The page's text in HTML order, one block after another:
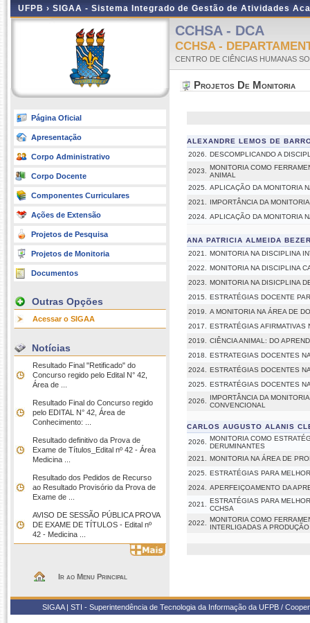
UFPB › SIGAA - Sistema Integrado de Gestão de Atividades
Página Oficial
Apresentação
Corpo Administrativo
Corpo Docente
Componentes Curriculares
Ações de Extensão
Projetos de Pesquisa
Projetos de Monitoria
Documentos
Outras Opções
Acessar o SIGAA
Notícias
Resultado Final "Retificado" do
Concurso regido pelo Edital N° 42,
Área de ...
Resultado Final do Concurso regido
pelo EDITAL N° 42, Área de
Conhecimento: ...
Resultado definitivo da Prova de
Exame de Títulos_Edital nº 42 - Área
Medicina ...
Resultado dos Pedidos de Recurso
ao Resultado Provisório da Prova de
Exame de ...
AVISO DE SESSÃO PÚBLICA PROVA
DE EXAME DE TÍTULOS - Edital nº
42 - Medicina ...
Ir ao Menu Principal
CCHSA - DCA
CCHSA -
CENTRO DE CIÊNCIAS HUMANAS
Projetos De Monitoria
ALEXANDRE LEMOS DE
2026.
DESCOMPLICANDO A
2023.
MONITORIA COMO
ANIMAL
2025.
APLICAÇÃO DA MONITORIA
2021.
IMPORTÂNCIA DA
2024.
APLICAÇÃO DA MONITORIA
ANA PATRICIA ALMEIDA
2021.
MONITORIA NA DISCIPLINA
2022.
MONITORIA NA DISCIPLINA
2023.
MONITORIA NA DISICPLINA
2015.
ESTRATÉGIAS DOCENTE
2019.
A MONITORIA NA ÁREA DE
2017.
ESTRATÉGIAS AFIRMATIVAS
2019.
CIÊNCIA ANIMAL: DO
2018.
ESTRATEGIAS DOCENTES
2024.
ESTRATÉGIAS DOCENTES
2025.
ESTRATÉGIAS DOCENTES
2026.
IMPORTÂNCIA DA
CONVENCIONAL
CARLOS AUGUSTO ALANIS
2026.
MONITORIA COMO
DERUMINANTES
2021.
MONITORIA NA ÁREA DE
2025.
ESTRATÉGIAS PARA
2024.
APERFEIÇOAMENTO DA
2021.
ESTRATÉGIAS PARA
CCHSA
2022.
MONITORIA COMO
INTERLIGADAS A
SIGAA | STI - Superintendência de Tecnologia da Informação da UFPB /